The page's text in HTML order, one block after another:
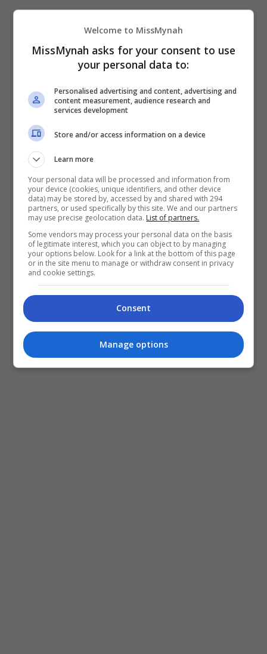
Masjid Sultan
Salahuddin Abdul Aziz
Shah, Selangor
Welcome to MissMynah
MissMynah asks for your consent to use
your personal data to:
Personalised advertising and content, advertising and
content measurement, audience research and
services development
Store and/or access information on a device
Learn more
Your personal data will be processed and information from
your device (cookies, unique identifiers, and other device
data) may be stored by, accessed by and shared with 294
partners, or used specifically by this site. We and our partners
may use precise geolocation data. List of partners.
Some vendors may process your personal data on the basis
of legitimate interest, which you can object to by managing
your options below. Look for a link at the bottom of this page
or in the site menu to manage or withdraw consent in privacy
and cookie settings.
Consent
Manage options